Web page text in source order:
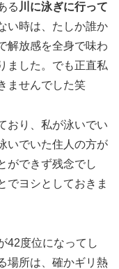
る 川に泳ぎに行って
い時は、たしか誰か
解放感を全身で味わ
ました。でも正直私
ませんでした笑
おり、私が泳いでい
いでいた住人の方が
ができず残念でし
でヨシとしておきま
42度位になってし
場所は、確かギリ熱